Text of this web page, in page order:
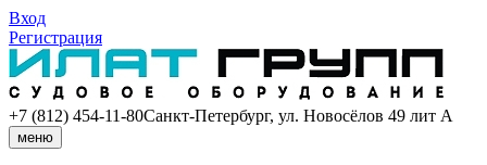
Вход
Регистрация
+7 (812) 454-11-80Санкт-Петербург, ул. Новосёлов 49 лит А
меню